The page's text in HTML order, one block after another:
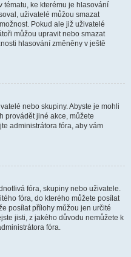
tématu, ke kterému je hlasování
uživatelé můžou smazat
Pokud ale již uživatelé
můžou upravit nebo smazat
hlasování změněny v ještě
nebo skupiny. Abyste je mohli
provádět jiné akce, můžete
administrátora fóra, aby vám
fóra, skupiny nebo uživatele.
fóra, do kterého můžete posílat
posílat přílohy můžou jen určité
jisti, z jakého důvodu nemůžete k
fóra.